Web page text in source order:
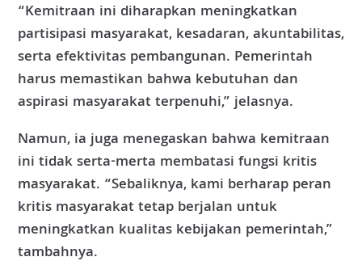
“Kemitraan ini diharapkan meningkatkan
partisipasi masyarakat, kesadaran, akuntabilitas,
serta efektivitas pembangunan. Pemerintah
harus memastikan bahwa kebutuhan dan
aspirasi masyarakat terpenuhi,” jelasnya.
Namun, ia juga menegaskan bahwa kemitraan
ini tidak serta-merta membatasi fungsi kritis
masyarakat. “Sebaliknya, kami berharap peran
kritis masyarakat tetap berjalan untuk
meningkatkan kualitas kebijakan pemerintah,”
tambahnya.